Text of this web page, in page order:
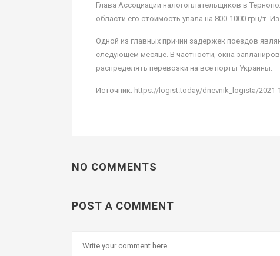
Глава Ассоциации налогоплательщиков в
области его стоимость упала на 800-1000 грн/т.
Одной из главных причин задержек поездов
следующем месяце. В частности, окна
распределять перевозки на все порты Украины.
Источник: https://logist.today/dnevnik_logista/
NO COMMENTS
POST A COMMENT